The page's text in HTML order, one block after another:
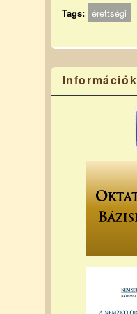
Tags: érettségi
Információk